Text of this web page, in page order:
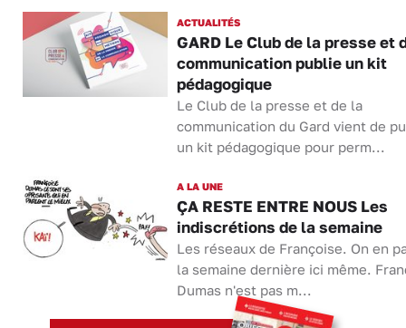
ACTUALITÉS
GARD Le Club de la presse et
communication publie un kit
pédagogique
Le Club de la presse et de la
communication du Gard vient de
un kit pédagogique pour perm...
A LA UNE
ÇA RESTE ENTRE NOUS Les
indiscrétions de la semaine
Les réseaux de Françoise. On en
la semaine dernière ici même.
Dumas n'est pas m...